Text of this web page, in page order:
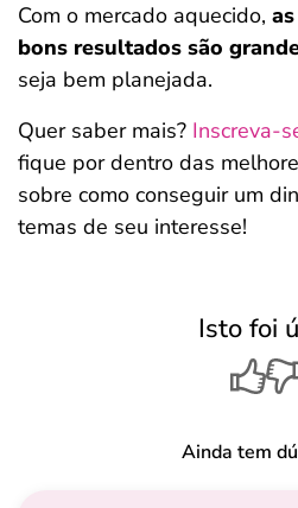
Com o mercado aquecido,
bons resultados são
seja bem planejada.
Quer saber mais? Inscreva-
fique por dentro das
sobre como conseguir um
temas de seu interesse!
Isto foi
Ainda tem